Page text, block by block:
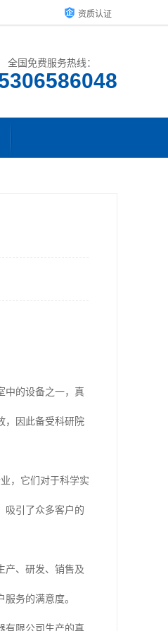
资质认证
全国免费服务热线：
中的设备之一，真
，因此备受科研院
，它们对于科学实
吸引了众多客户的
产、研发、销售及
务的满意度。
有限公司生产的真